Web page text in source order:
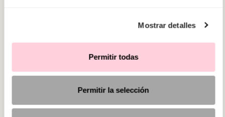
Mostrar detalles
Permitir todas
Permitir la selección
PRECISA DE AJUDA?
PONTOS DE VENDA